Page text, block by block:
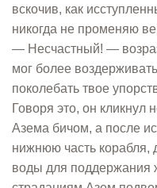
вскочив, как
никогда не променяю
— Несчастный! —
мог более
поколебать твое
Говоря это, он кликнул
Азема бичом, а после
нижнюю часть корабля,
воды для поддержания